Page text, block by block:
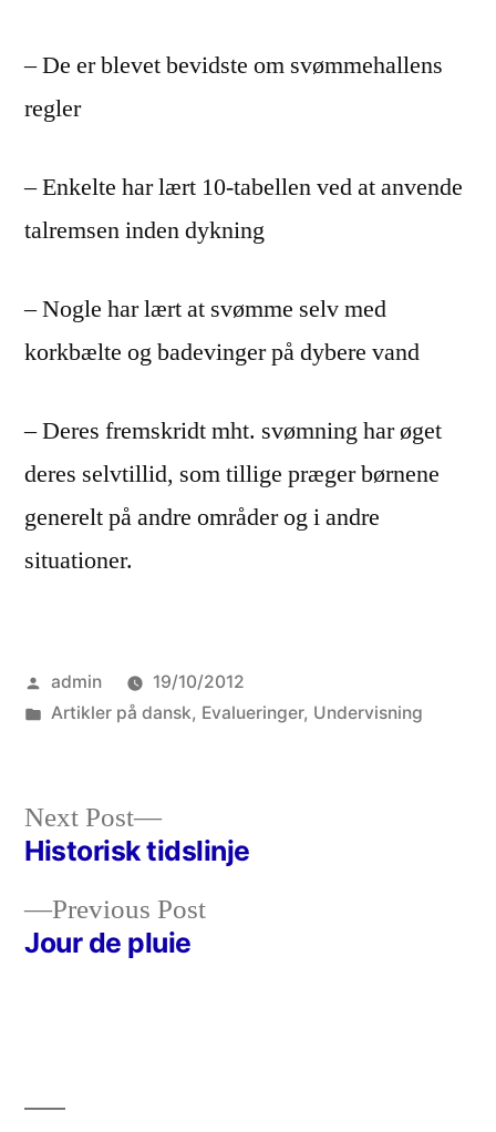
– De er blevet bevidste om svømmehallens
regler
– Enkelte har lært 10-tabellen ved at anvende
talremsen inden dykning
– Nogle har lært at svømme selv med
korkbælte og badevinger på dybere vand
– Deres fremskridt mht. svømning har øget
deres selvtillid, som tillige præger børnene
generelt på andre områder og i andre
situationer.
Posted
by
admin
19/10/2012
Posted
Artikler på dansk, Evalueringer, Undervisning
Post
navigation
Previous PostPrevious
Jour de pluie
Next Post
Next
post:
Historisk tidslinje